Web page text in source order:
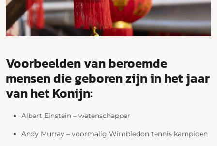
Voorbeelden van beroemde
mensen die geboren zijn in het jaar
van het Konijn:
Albert Einstein – wetenschapper
Andy Murray – voormalig Wimbledon tennis kampioen